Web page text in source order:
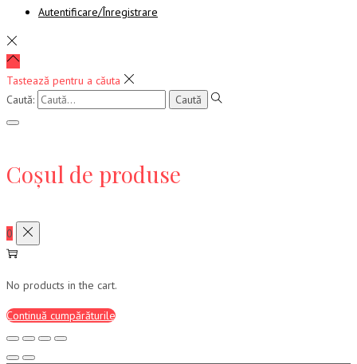
Autentificare/Înregistrare
Tastează pentru a căuta
Caută:
Coșul de produse
0
No products in the cart.
Continuă cumpărăturile